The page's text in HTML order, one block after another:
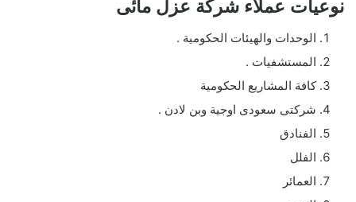
نوعيات عملاء شركة عزل مائى
الوحدات والهيئات الحكومية .
المستشفيات .
كافة المشاريع الحكومية
شركتى سعودى اوجية وبن لادن .
الفنادق
الفلل
العمائر